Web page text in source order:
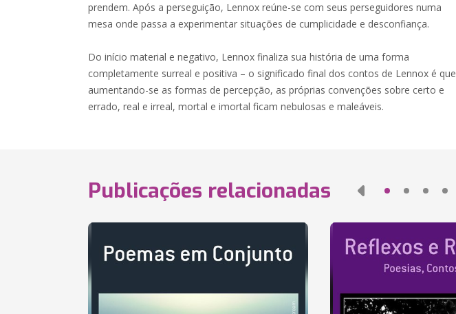
prendem. Após a perseguição, Lennox reúne-se com seus perseguidores numa
mesa onde passa a experimentar situações de cumplicidade e desconfiança.
Do início material e negativo, Lennox finaliza sua história de uma forma
completamente surreal e positiva – o significado final dos contos de Lennox é que
aumentando-se as formas de percepção, as próprias convenções sobre certo e
errado, real e irreal, mortal e imortal ficam nebulosas e maleáveis.
Publicações relacionadas